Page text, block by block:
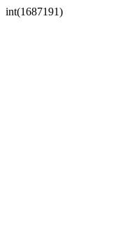
int(1687191)